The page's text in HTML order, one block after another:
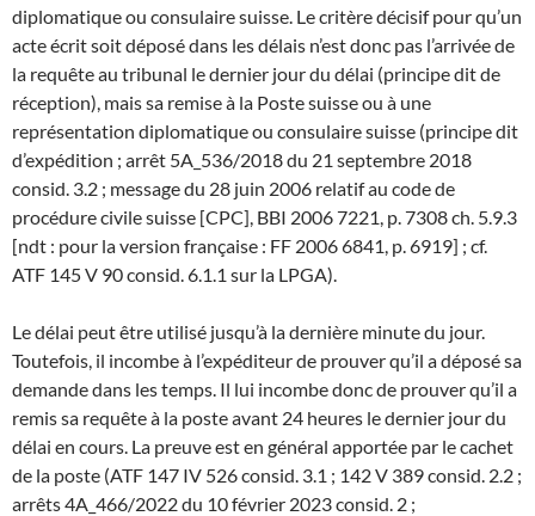
diplomatique ou consulaire suisse. Le critère décisif pour qu’un
acte écrit soit déposé dans les délais n’est donc pas l’arrivée de
la requête au tribunal le dernier jour du délai (principe dit de
réception), mais sa remise à la Poste suisse ou à une
représentation diplomatique ou consulaire suisse (principe dit
d’expédition ; arrêt 5A_536/2018 du 21 septembre 2018
consid. 3.2 ; message du 28 juin 2006 relatif au code de
procédure civile suisse [CPC], BBI 2006 7221, p. 7308 ch. 5.9.3
[ndt : pour la version française : FF 2006 6841, p. 6919] ; cf.
ATF 145 V 90 consid. 6.1.1 sur la LPGA).
Le délai peut être utilisé jusqu’à la dernière minute du jour.
Toutefois, il incombe à l’expéditeur de prouver qu’il a déposé sa
demande dans les temps. Il lui incombe donc de prouver qu’il a
remis sa requête à la poste avant 24 heures le dernier jour du
délai en cours. La preuve est en général apportée par le cachet
de la poste (ATF 147 IV 526 consid. 3.1 ; 142 V 389 consid. 2.2 ;
arrêts 4A_466/2022 du 10 février 2023 consid. 2 ;